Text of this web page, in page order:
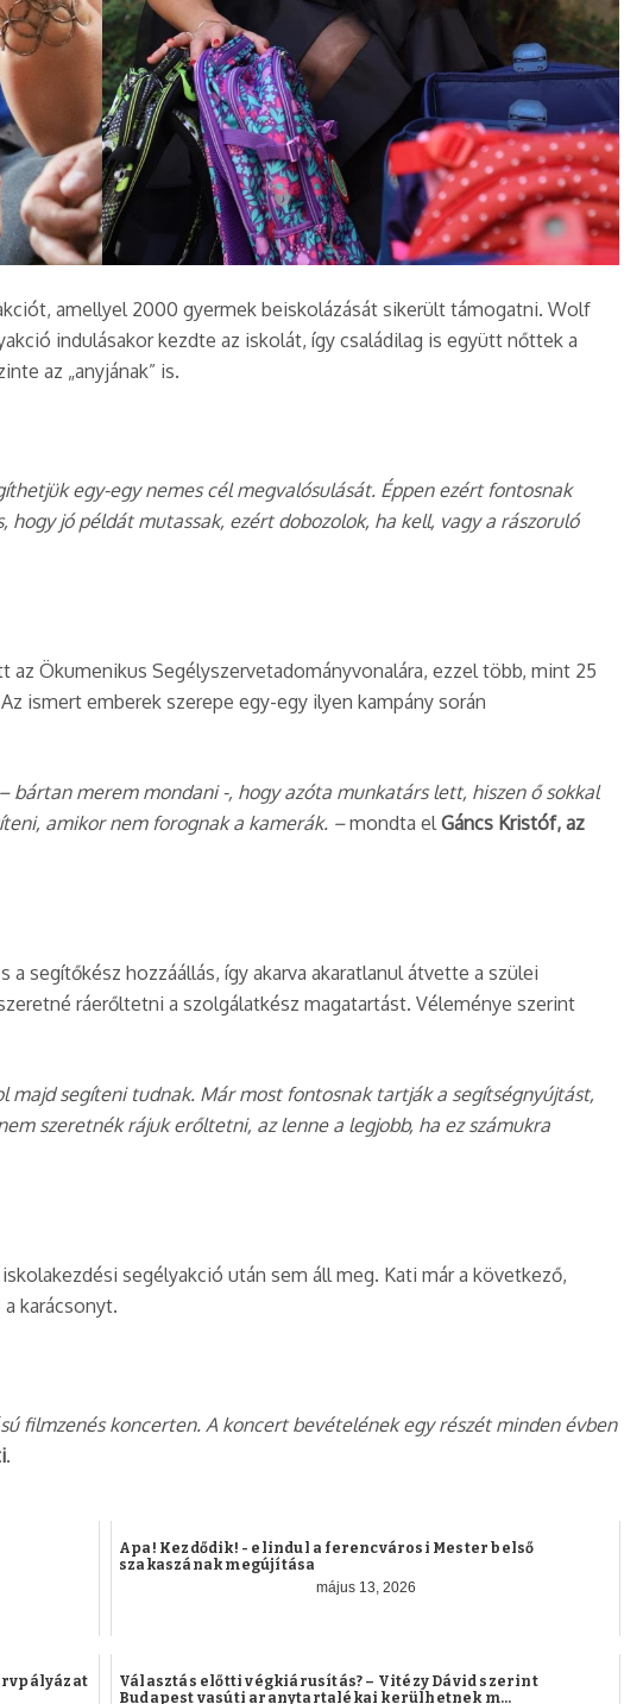
amellyel 2000 gyermek beiskolázását sikerült támogatni. Wolf
indulásakor kezdte az iskolát, így családilag is együtt nőttek a
az „anyjának” is.
egy-egy nemes cél megvalósulását. Éppen ezért fontosnak
jó példát mutassak, ezért dobozolok, ha kell, vagy a rászoruló
Ökumenikus Segélyszervetadományvonalára, ezzel több, mint 25
ismert emberek szerepe egy-egy ilyen kampány során
merem mondani -, hogy azóta munkatárs lett, hiszen ő sokkal
amikor nem forognak a kamerák. –mondta el Gáncs Kristóf, az
segítőkész hozzáállás, így akarva akaratlanul átvette a szülei
ráerőltetni a szolgálatkész magatartást. Véleménye szerint
majd segíteni tudnak. Már most fontosnak tartják a segítségnyújtást,
szeretnék rájuk erőltetni, az lenne a legjobb, ha ez számukra
segélyakció után sem áll meg. Kati már a következő,
karácsonyt.
filmzenés koncerten. A koncert bevételének egy részét minden évben
.
Apa! Kezdődik! - elindul a ferencvárosi Mester belső
szakaszának megújítása
május 13, 2026
Választás előtti végkiárusítás? – Vitézy Dávid szerint
Budapest vasúti aranytartalékai kerülhetnek m...